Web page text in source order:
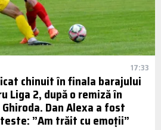
17:33
chinuit în finala barajului
Liga 2, după o remiză în
Dan Alexa a fost
”Am trăit cu emoții”